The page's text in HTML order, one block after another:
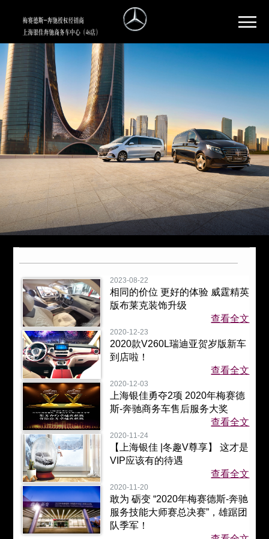
2023-08-22
相同的价位 更好的体验 威霆精英
版布莱克装饰升级
查看全文
2020-12-23
2020款V260L瑞迪亚贺岁版新车
到店啦！
查看全文
2020-12-03
上海银佳勇夺2项 2020年梅赛德
斯-奔驰商务车售后服务大奖
查看全文
2020-11-24
【上海银佳 |冬趣V尊享】 这才是
VIP应该有的待遇
查看全文
2020-11-20
敢为 砺变 “2020年梅赛德斯-奔驰
服务技能大师赛总决赛”，雄踞团
队季军！